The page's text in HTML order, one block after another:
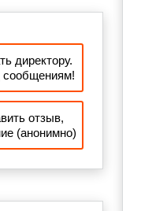
директору.
сообщениям!
отзыв,
(анонимно)